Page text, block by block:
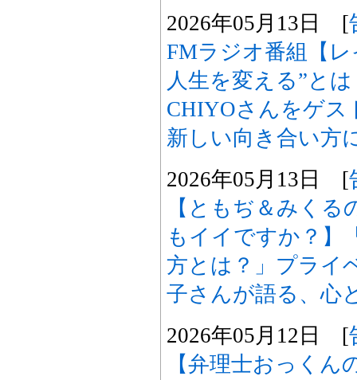
2026年05月13日 [
FMラジオ番組【
人生を変える”と
CHIYOさんをゲス
新しい向き合い方
2026年05月13日 [
【ともぢ＆みく
もイイですか？】
方とは？」プライ
子さんが語る、心
2026年05月12日 [
【弁理士おっくん